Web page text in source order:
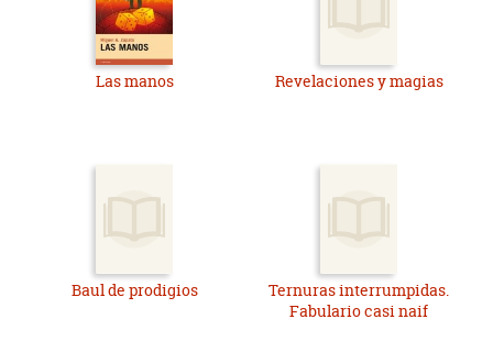
Las manos Revelaciones y magias
Baul de prodigios
Ternuras interrumpidas.
Fabulario casi naif